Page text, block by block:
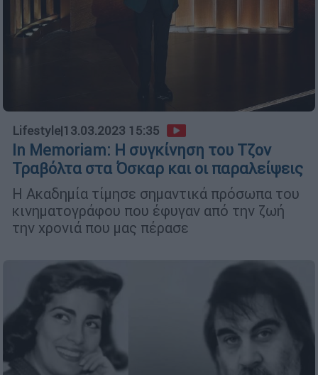
Lifestyle|13.03.2023 15:35
In Memoriam: H συγκίνηση του Τζον
Τραβόλτα στα Όσκαρ και οι παραλείψεις
Η Ακαδημία τίμησε σημαντικά πρόσωπα του
κινηματογράφου που έφυγαν από την ζωή
την χρονιά που μας πέρασε